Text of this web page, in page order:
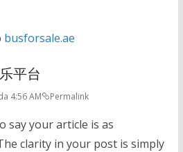
busforsale.ae
平台
4:56 AM Permalink
say your article is as
clarity in your post is simply